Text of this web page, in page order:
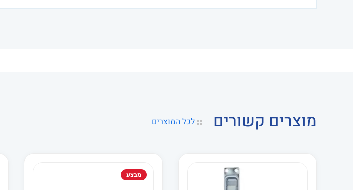
מוצרים קשורים לכל המוצרים
מבצע